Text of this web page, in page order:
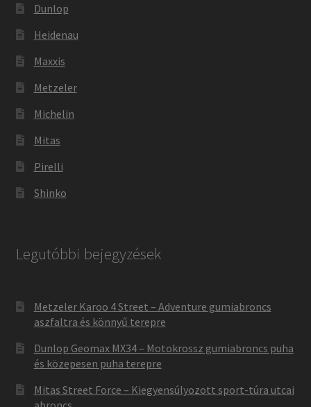
Dunlop
Heidenau
Maxxis
Metzeler
Michelin
Mitas
Pirelli
Shinko
Legutóbbi bejegyzések
Metzeler Karoo 4 Street – Adventure gumiabroncs
aszfaltra és könnyű terepre
Dunlop Geomax MX34 – Motokrossz gumiabroncs puha
és közepesen puha terepre
Mitas Street Force – Kiegyensúlyozott sport-túra utcai